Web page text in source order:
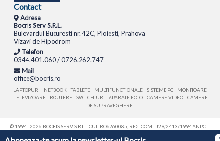
Contact
Adresa
Bocris Serv S.R.L.
Bulevardul Bucuresti nr. 42C, Ploiesti, Prahova
Vizavi de Hipodrom
Telefon
0344.401.060 / 0726.262.747
Mail
office@bocris.ro
LAPTOPURI NETBOOK TABLETE MULTIFUNCTIONALE SISTEME PC
MONITOARE
TELEVIZOARE
ROUTERE SWITCH-URI APARATE FOTO CAMERE VIDEO
CAMERE
DE SUPRAVEGHERE
© 1994 - 2026 BOCRIS SERV S.R.L. | CUI: RO6260085, REG. COM.: J29/2413/1994ANPC